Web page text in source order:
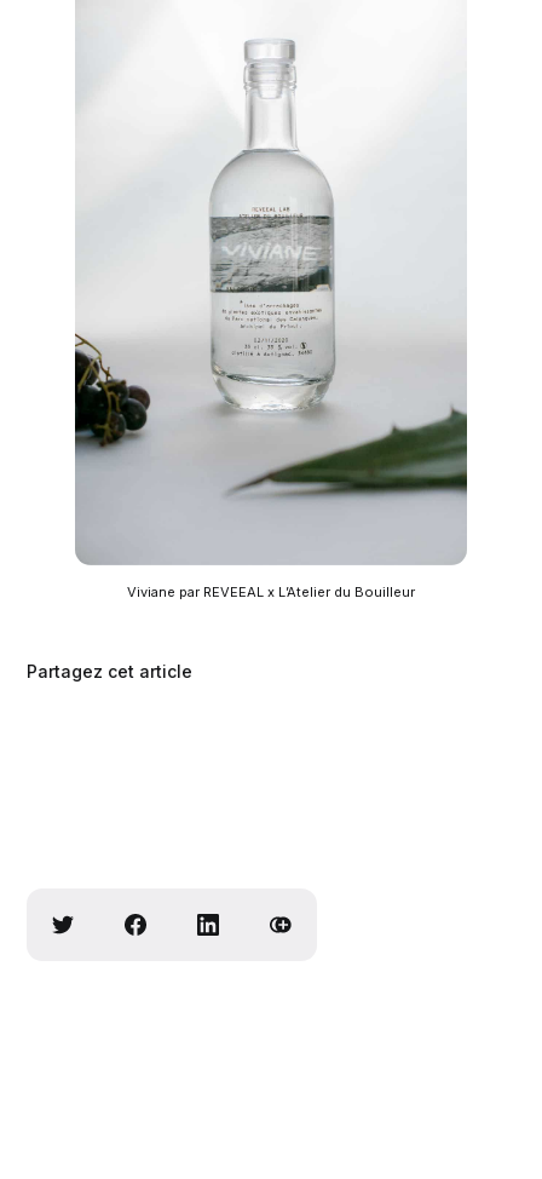
Viviane par REVEEAL x L’Atelier du Bouilleur
Partagez cet article